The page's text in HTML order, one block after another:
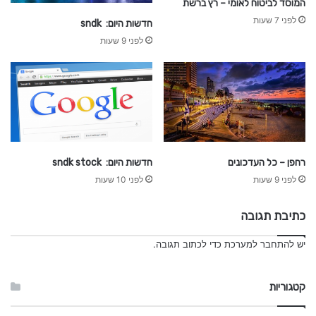
המוסד לביטוח לאומי – רץ ברשת
לפני 7 שעות חדשות היום: sndk
לפני 9 שעות
רחפן – כל העדכונים
לפני 9 שעות
חדשות היום: sndk stock
לפני 10 שעות
כתיבת תגובה
יש להתחבר למערכת כדי לכתוב תגובה.
קטגוריות